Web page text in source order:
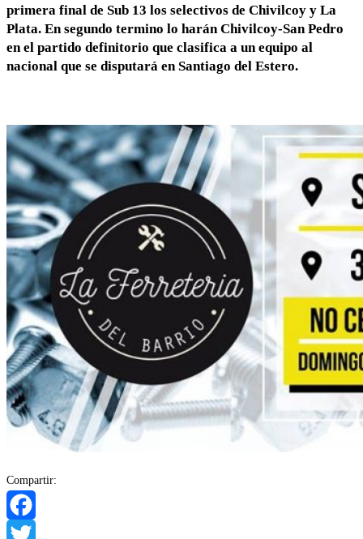
primera final de Sub 13 los selectivos de Chivilcoy y La
Plata. En segundo termino lo harán Chivilcoy-San Pedro
en el partido definitorio que clasifica a un equipo al
nacional que se disputará en Santiago del Estero.
Compartir:
Facebook